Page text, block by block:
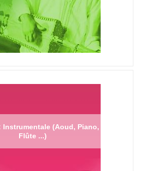
Instrumentale (Aoud, Piano,
Flûte ...)